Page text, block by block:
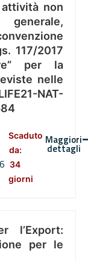
non
117/2017
per la
nelle
NAT-
Scaduto
da:
34
giorni
Maggiori
dettagli
l’Export:
per le